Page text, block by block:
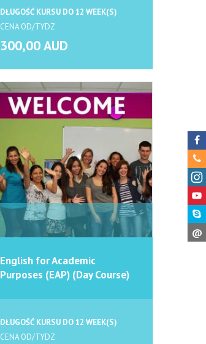
DŁUGOŚĆ KURSU DO 12 WEEK(S)
CENA OD/TYDZ
300,00 AUD
English for Academic
Purposes (EAP) (Day Course)
DŁUGOŚĆ KURSU DO 12 WEEK(S)
CENA OD/TYDZ
@